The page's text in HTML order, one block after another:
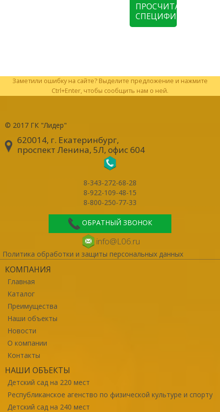
ПРОСЧИТАТЬ
СПЕЦИФИКАЦИЮ
Заметили ошибку на сайте? Выделите предложение и нажмите
Ctrl+Enter, чтобы сообщить нам о ней.
© 2017 ГК "Лидер"
620014, г. Екатеринбург,
проспект Ленина, 5Л, офис 604
8-343-272-68-28
8-922-109-48-15
8-800-250-77-33
ОБРАТНЫЙ ЗВОНОК
info@L06.ru
Политика обработки и защиты персональных данных
КОМПАНИЯ
Главная
Каталог
Преимущества
Наши объекты
Новости
О компании
Контакты
НАШИ ОБЪЕКТЫ
Детский сад на 220 мест
Республиканское агенство по физической культуре и спорту
Детский сад на 240 мест